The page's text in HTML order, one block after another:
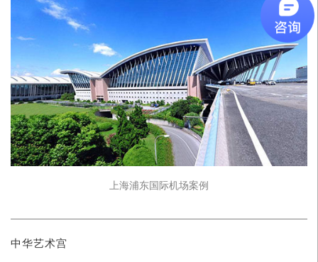
上海浦东国际机场案例
中华艺术宫